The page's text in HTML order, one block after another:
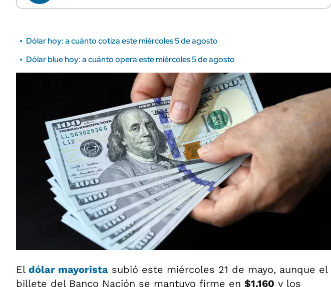
Dólar hoy: a cuánto cotiza este miércoles 5 de agosto
Dólar blue hoy: a cuánto opera este miércoles 5 de agosto
El dólar mayorista subió este miércoles 21 de mayo, aunque el
billete del Banco Nación se mantuvo firme en $1.160 y los